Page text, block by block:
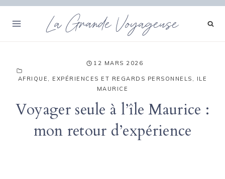
Aller
La Grande Voyageuse
12 MARS 2026
AFRIQUE , EXPÉRIENCES ET REGARDS PERSONNELS , ILE
MAURICE
Voyager seule à l’île Maurice :
mon retour d’expérience